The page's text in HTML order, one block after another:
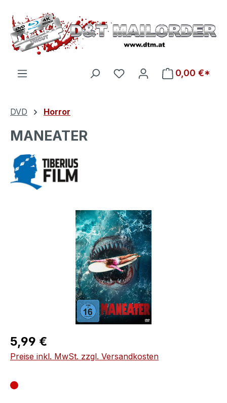
Zum Hauptinhalt springen
Du hast 0 Produkte auf
0,00 €*
DVD Horror
MANEATER
Bildergalerie überspringen
Regulärer Preis:
5,99 €
Preise inkl. MwSt. zzgl. Versandkosten